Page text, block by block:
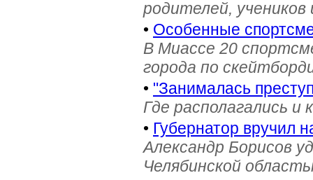
родителей, учеников
• Особенные
В Миассе 20
города по
• "Занималась
Где располагались и
• Губернатор вручил
Александр Борисов
Челябинской